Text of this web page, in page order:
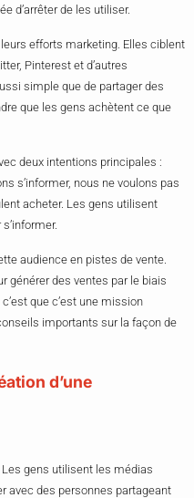
d’arrêter de les utiliser.
efforts marketing. Elles ciblent
Pinterest et d’autres
simple que de partager des
que les gens achètent ce que
deux intentions principales :
s’informer, nous ne voulons pas
acheter. Les gens utilisent
audience en pistes de vente.
générer des ventes par le biais
que c’est une mission
importants sur la façon de
d’une
gens utilisent les médias
avec des personnes partageant